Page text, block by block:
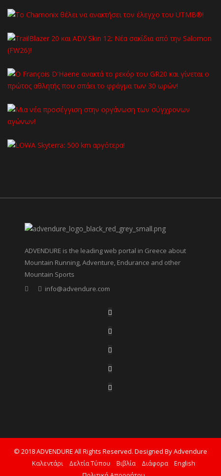
ADVENDURE is the leading web portal in Greece about
Mountain Running, Adventure, Endurance and other
Mountain Sports
info@advendure.com
© 2018 ADVENDURE All Rights Reserved. Designed By Advendure
Καλεντάρι
Δελτία Τύπου Βιβλία Διάφορα
English